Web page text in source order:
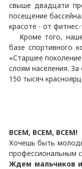
свыше двадцати
посещение
красоте - от
Кроме того, наше
базе спортивного
«Старшее
слоям населения.
150 тысяч
ВСЕМ, ВСЕМ, ВСЕМ!
Хочешь быть
профессиональным
Ждем мальчиков